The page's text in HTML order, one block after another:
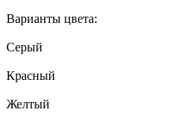
Варианты цвета:
Серый
Красный
Желтый